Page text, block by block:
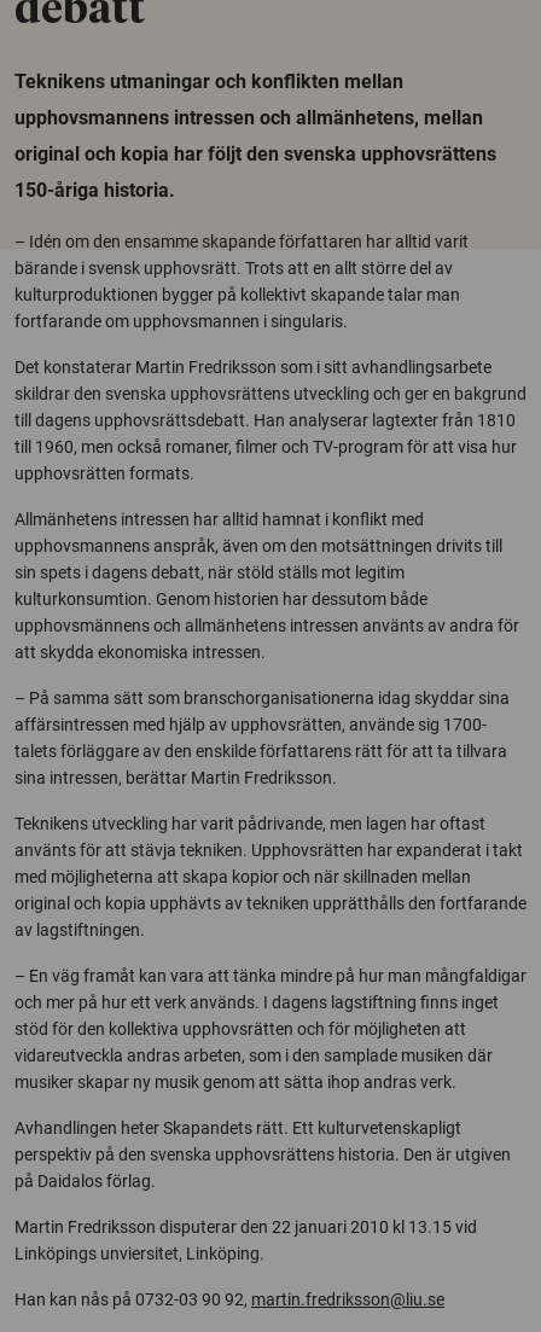
debatt
Teknikens utmaningar och konflikten mellan
upphovsmannens intressen och allmänhetens, mellan
original och kopia har följt den svenska upphovsrättens
150-åriga historia.
– Idén om den ensamme skapande författaren har alltid varit
bärande i svensk upphovsrätt. Trots att en allt större del av
kulturproduktionen bygger på kollektivt skapande talar man
fortfarande om upphovsmannen i singularis.
Det konstaterar Martin Fredriksson som i sitt avhandlingsarbete
skildrar den svenska upphovsrättens utveckling och ger en bakgrund
till dagens upphovsrättsdebatt. Han analyserar lagtexter från 1810
till 1960, men också romaner, filmer och TV-program för att visa hur
upphovsrätten formats.
Allmänhetens intressen har alltid hamnat i konflikt med
upphovsmannens anspråk, även om den motsättningen drivits till
sin spets i dagens debatt, när stöld ställs mot legitim
kulturkonsumtion. Genom historien har dessutom både
upphovsmännens och allmänhetens intressen använts av andra för
att skydda ekonomiska intressen.
– På samma sätt som branschorganisationerna idag skyddar sina
affärsintressen med hjälp av upphovsrätten, använde sig 1700-
talets förläggare av den enskilde författarens rätt för att ta tillvara
sina intressen, berättar Martin Fredriksson.
Teknikens utveckling har varit pådrivande, men lagen har oftast
använts för att stävja tekniken. Upphovsrätten har expanderat i takt
med möjligheterna att skapa kopior och när skillnaden mellan
original och kopia upphävts av tekniken upprätthålls den fortfarande
av lagstiftningen.
– En väg framåt kan vara att tänka mindre på hur man mångfaldigar
och mer på hur ett verk används. I dagens lagstiftning finns inget
stöd för den kollektiva upphovsrätten och för möjligheten att
vidareutveckla andras arbeten, som i den samplade musiken där
musiker skapar ny musik genom att sätta ihop andras verk.
Avhandlingen heter Skapandets rätt. Ett kulturvetenskapligt
perspektiv på den svenska upphovsrättens historia. Den är utgiven
på Daidalos förlag.
Martin Fredriksson disputerar den 22 januari 2010 kl 13.15 vid
Linköpings unviersitet, Linköping.
Han kan nås på 0732-03 90 92, martin.fredriksson@liu.se